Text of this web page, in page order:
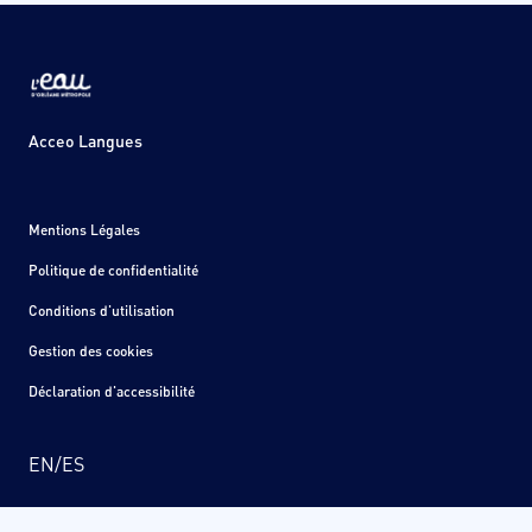
Acceo Langues
EN/ES
Mentions Légales
Politique de confidentialité
Conditions d'utilisation
Gestion des cookies
Déclaration d'accessibilité